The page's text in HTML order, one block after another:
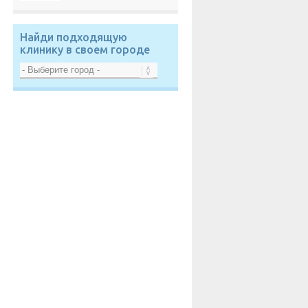
Найди подходящую
клинику в своем городе